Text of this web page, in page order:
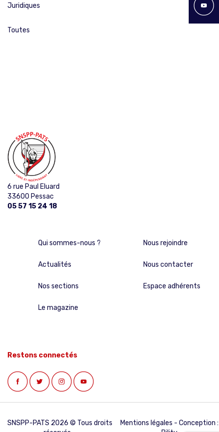
Juridiques
Toutes
6 rue Paul Eluard
33600 Pessac
05 57 15 24 18
Qui sommes-nous ?
Actualités
Nos sections
Le magazine
Nous rejoindre
Nous contacter
Espace adhérents
Restons connectés
SNSPP-PATS 2026 © Tous droits
Mentions légales - Conception :